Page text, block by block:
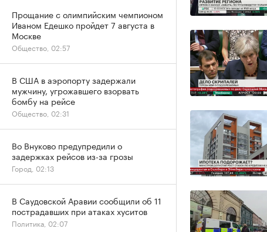
Прощание с олимпийским чемпионом
Иваном Едешко пройдет 7 августа в
Москве
Общество, 02:57
В США в аэропорту задержали
мужчину, угрожавшего взорвать
бомбу на рейсе
Общество, 02:31
Во Внуково предупредили о
задержках рейсов из-за грозы
Город, 02:13
В Саудовской Аравии сообщили об 11
пострадавших при атаках хуситов
Политика, 02:07